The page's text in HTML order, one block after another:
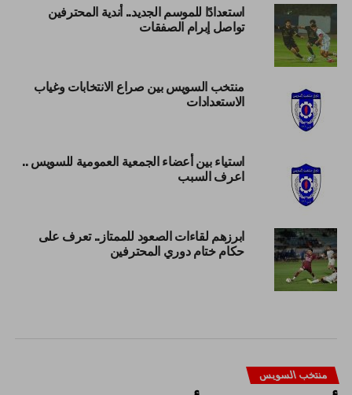
استعدادًا للموسم الجديد.. أندية المحترفين
تواصل إبرام الصفقات
منتخب السويس بين صراع الانتخابات وغياب
الاستعدادات
استياء بين أعضاء الجمعية العمومية للسويس ..
اعرف السبب
ابرزهم لقاءات الصعود للممتاز.. تعرف على
حكام ختام دوري المحترفين
منتخب السويس